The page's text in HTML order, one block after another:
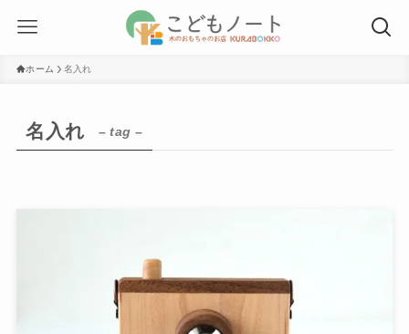
ホーム 名入れ
名入れ – tag –